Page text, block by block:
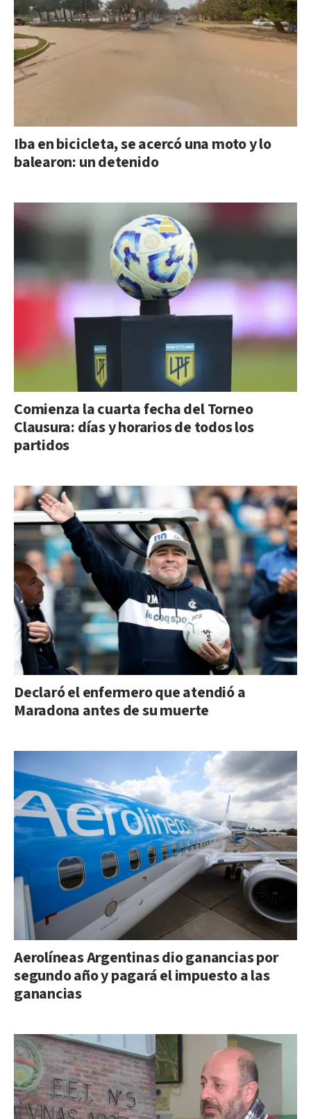
Iba en bicicleta, se acercó una moto y lo
balearon: un detenido
Comienza la cuarta fecha del Torneo
Clausura: días y horarios de todos los
partidos
Declaró el enfermero que atendió a
Maradona antes de su muerte
Aerolíneas Argentinas dio ganancias por
segundo año y pagará el impuesto a las
ganancias